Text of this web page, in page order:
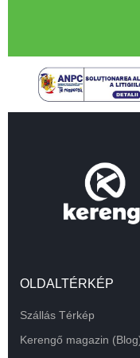
OLDALTÉRKÉP
Szállás Térkép
Kerengő magazin